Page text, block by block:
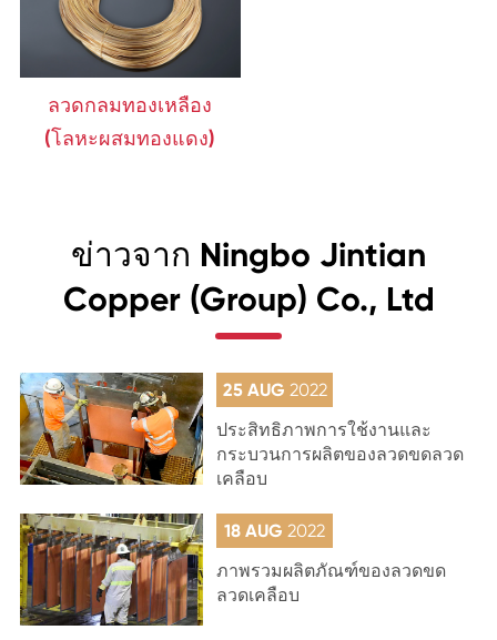
ลวดกลมทองเหลือง
(โลหะผสมทองแดง)
ข่าวจาก Ningbo Jintian
Copper (Group) Co., Ltd
25 AUG 2022
ประสิทธิภาพการใช้งานและ
กระบวนการผลิตของลวดขดลวด
เคลือบ
18 AUG2022
ภาพรวมผลิตภัณฑ์ของลวดขด
ลวดเคลือบ